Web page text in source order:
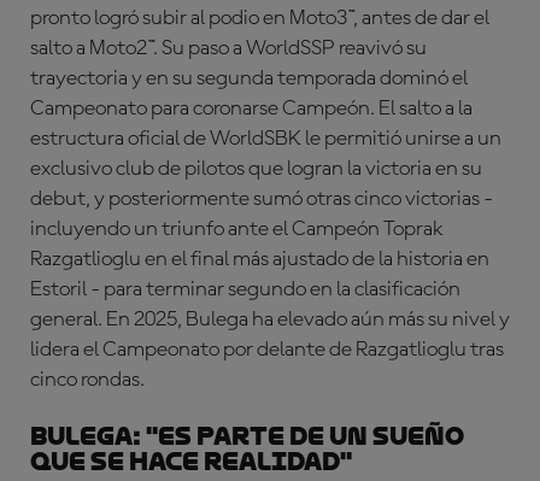
pronto logró subir al podio en Moto3™, antes de dar el
salto a Moto2™. Su paso a WorldSSP reavivó su
trayectoria y en su segunda temporada dominó el
Campeonato para coronarse Campeón. El salto a la
estructura oficial de WorldSBK le permitió unirse a un
exclusivo club de pilotos que logran la victoria en su
debut, y posteriormente sumó otras cinco victorias -
incluyendo un triunfo ante el Campeón Toprak
Razgatlioglu en el final más ajustado de la historia en
Estoril - para terminar segundo en la clasificación
general. En 2025, Bulega ha elevado aún más su nivel y
lidera el Campeonato por delante de Razgatlioglu tras
cinco rondas.
BULEGA: "Es parte de un sueño
que se hace realidad"